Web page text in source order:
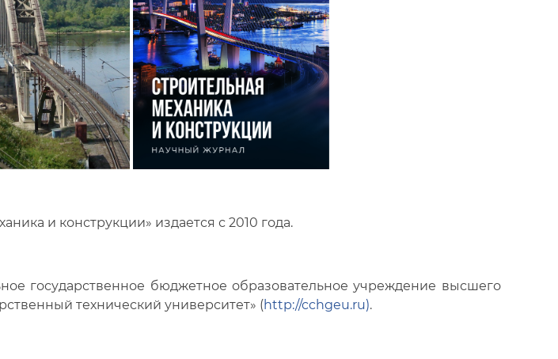
и конструкции» издается с 2010 года.
государственное бюджетное образовательное учреждение высшего
технический университет» (http://cchgeu.ru).